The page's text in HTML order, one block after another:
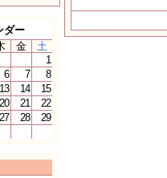
ダー
金
土
1
6 7
8
13 14
15
20 21
22
27 28
29